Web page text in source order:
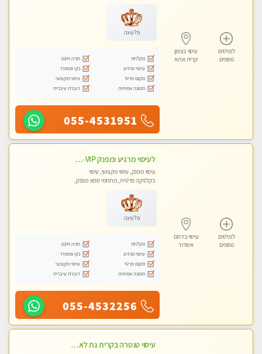
לפרטים
נוספים
עיסוי בצפון
קרית אתא
פלטינה
מקלחת
חניה חינם
עיסוי מרגיע
נקי ומסודר
מקום פרטי
עיסוי מקצועי
תמונה אמיתית
דוברת עיברית
055-4531951
לפרטים
נוספים
עיסוי בדרום
אשדוד
לעיסוי מרגיע ומפנק VIP-מומלץ לחלוטין! פרטי! ​​​​​​ Highly recommended
עיסוי מפנק, עיסוי מקצועי, עיסוי
בקלניקה פרטית, מתחמי ספא מפנק,
טנטרה
פלטינה
מקלחת
חניה חינם
עיסוי מרגיע
נקי ומסודר
מקום פרטי
עיסוי מקצועי
תמונה אמיתית
דוברת עיברית
055-4532256
עיסוי טנטרה בקרית גת לא מה שחשבת הרבה יותר ממה שדמיינת פרטי!!! Highly recommended